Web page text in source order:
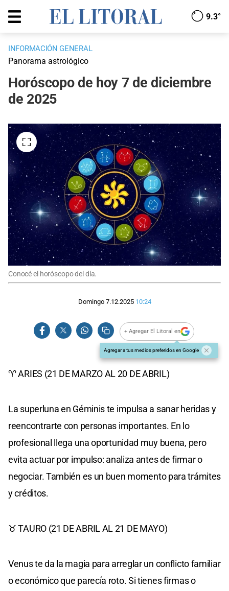
9.3°
INFORMACIÓN GENERAL
Panorama astrológico
Horóscopo de hoy 7 de diciembre
de 2025
Conocé el horóscopo del día.
Domingo 7.12.2025 10:24
+ Agregar El Litoral en
Agregar a tus medios preferidos en Google
♈ ARIES (21 DE MARZO AL 20 DE ABRIL)
La superluna en Géminis te impulsa a sanar heridas y
reencontrarte con personas importantes. En lo
profesional llega una oportunidad muy buena, pero
evita actuar por impulso: analiza antes de firmar o
negociar. También es un buen momento para trámites
y créditos.
♉ TAURO (21 DE ABRIL AL 21 DE MAYO)
Venus te da la magia para arreglar un conflicto familiar
o económico que parecía roto. Si tienes firmas o